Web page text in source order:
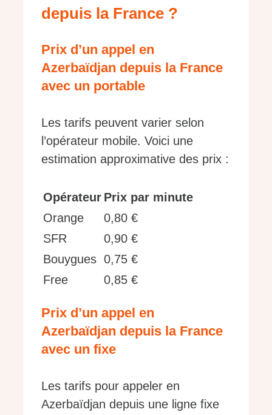
depuis la France ?
Prix d’un appel en
Azerbaïdjan depuis la France
avec un portable
Les tarifs peuvent varier selon
l’opérateur mobile. Voici une
estimation approximative des prix :
Opérateur Prix par minute
Orange
0,80 €
SFR
0,90 €
Bouygues 0,75 €
Free
0,85 €
Prix d’un appel en
Azerbaïdjan depuis la France
avec un fixe
Les tarifs pour appeler en
Azerbaïdjan depuis une ligne fixe